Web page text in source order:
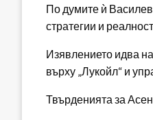
По думите ѝ Василев
стратегии и
Изявлението идва
върху „Лукойл“ и
Твърденията за